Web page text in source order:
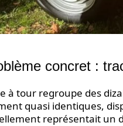
concret :
à tour regroupe des
quasi identiques,
représentait un